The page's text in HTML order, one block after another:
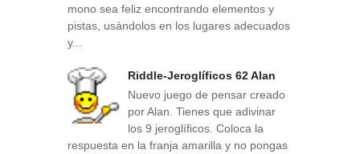
mono sea feliz encontrando elementos y
pistas, usándolos en los lugares adecuados
y...
Riddle-Jeroglíficos 62 Alan
Nuevo juego de pensar creado
por Alan. Tienes que adivinar
los 9 jeroglíficos. Coloca la
respuesta en la franja amarilla y no pongas